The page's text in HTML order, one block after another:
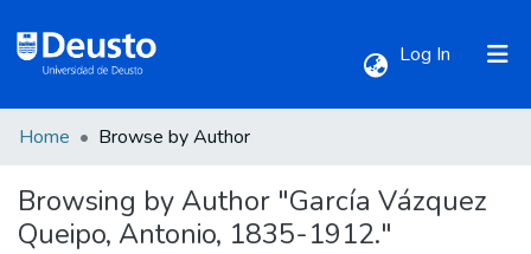
Log In (current)
All of DSpace
Home Browse by Author
Browsing by Author "García Vázquez
Queipo, Antonio, 1835-1912."